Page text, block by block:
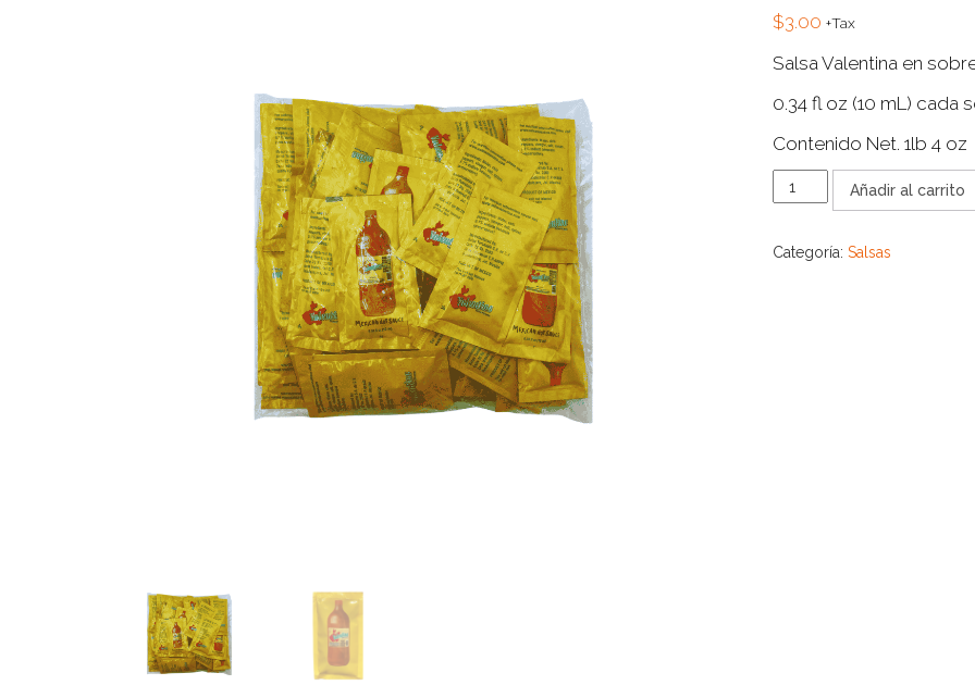
$3.00 +Tax
Salsa Valentina en
0.34 fl oz (10 mL) cada
Contenido Net. 1lb 4 oz
SALSA
VALENTINA
cantidad
Añadir al carrito
Categoría:Salsas